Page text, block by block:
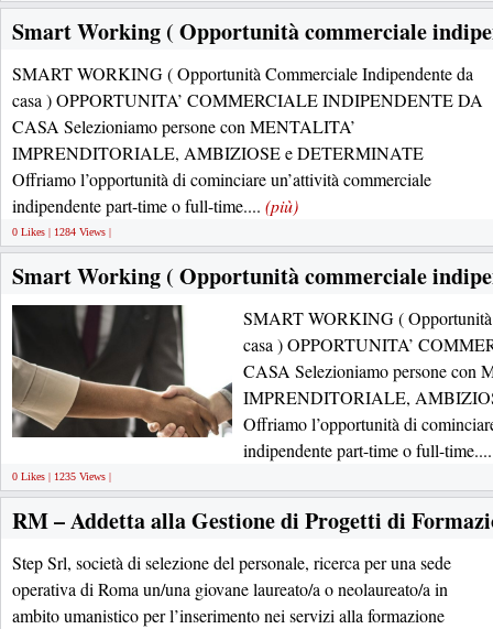
Smart Working ( Opportunità commerciale
SMART WORKING ( Opportunità Commerciale Indipendente da
casa ) OPPORTUNITA’ COMMERCIALE INDIPENDENTE DA
CASA Selezioniamo persone con MENTALITA’
IMPRENDITORIALE, AMBIZIOSE e DETERMINATE
Offriamo l’opportunità di cominciare un’attività commerciale
indipendente part-time o full-time.... (più)
0 Likes | 1284 Views |
Smart Working ( Opportunità commerciale
SMART WORKING ( Opportunità
casa ) OPPORTUNITA’
CASA Selezioniamo persone con
IMPRENDITORIALE,
Offriamo l’opportunità di
indipendente part-time o full-
0 Likes | 1235 Views |
RM – Addetta alla Gestione di Progetti di
Step Srl, società di selezione del personale, ricerca per una sede
operativa di Roma un/una giovane laureato/a o neolaureato/a in
ambito umanistico per l’inserimento nei servizi alla formazione